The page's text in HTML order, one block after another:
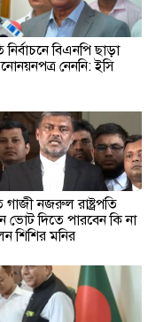
নির্বাচনে বিএনপি ছাড়া
নেননি: ইসি
গাজী নজরুল রাষ্ট্রপতি
ভোট দিতে পারবেন কি না
শিশির মনির